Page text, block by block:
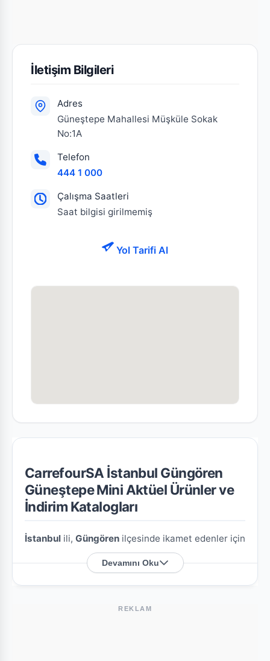
İletişim Bilgileri
Adres
Güneştepe Mahallesi Müşküle Sokak
No:1A
Telefon
444 1 000
Çalışma Saatleri
Saat bilgisi girilmemiş
Yol Tarifi Al
CarrefourSA İstanbul Güngören
Güneştepe Mini Aktüel Ürünler ve
İndirim Katalogları
İstanbul ili, Güngören ilçesinde ikamet edenler için
CarrefourSA İstanbul Güngören Güneştepe Mini
şubesine özel en güncel indirim broşürlerini ve
aktüel ürün fırsatlarını bu sayfada derledik.
CarrefourSA İstanbul Güngören Güneştepe
Devamını Oku
REKLAM